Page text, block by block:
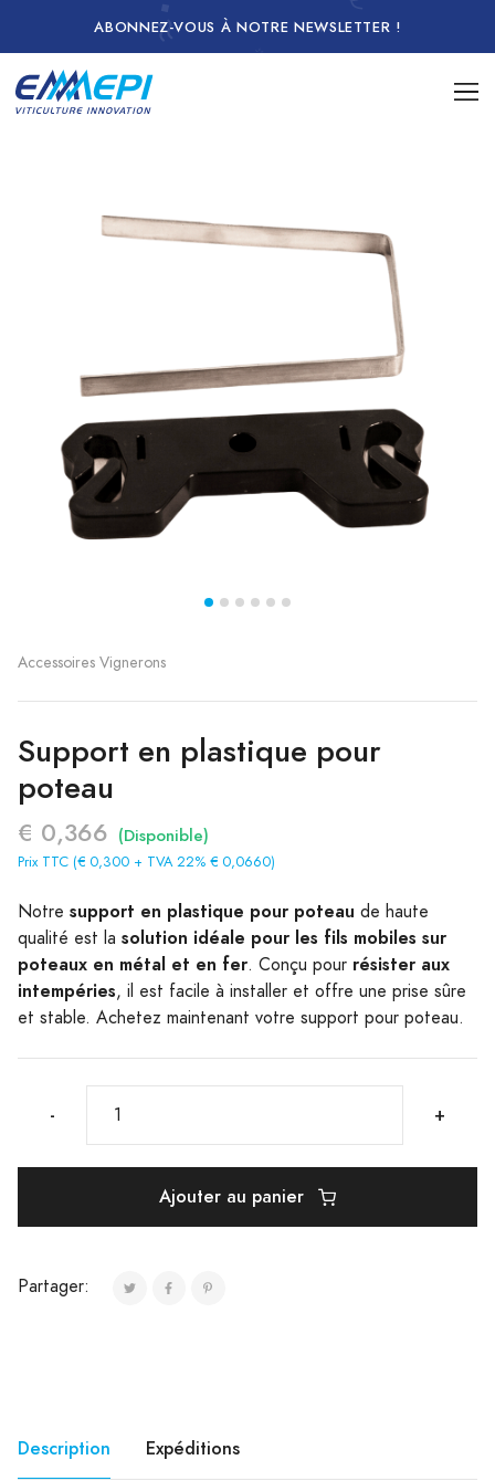
ABONNEZ-VOUS À NOTRE NEWSLETTER !
Accessoires Vignerons
Support en plastique pour
poteau
€ 0,366 (Disponible)
Prix TTC (€ 0,300 + TVA 22% € 0,0660)
Notre support en plastique pour poteau de haute
qualité est la solution idéale pour les fils mobiles sur
poteaux en métal et en fer. Conçu pour résister aux
intempéries, il est facile à installer et offre une prise sûre
et stable. Achetez maintenant votre support pour poteau.
- +
Ajouter au panier
Partager:
Description Expéditions